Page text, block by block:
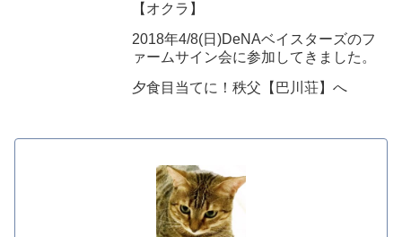
【オクラ】
2018年4/8(日)DeNAベイスターズのフ
ァームサイン会に参加してきました。
夕食目当てに！秩父【巴川荘】へ